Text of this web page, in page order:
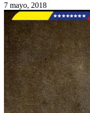
7 mayo, 2018